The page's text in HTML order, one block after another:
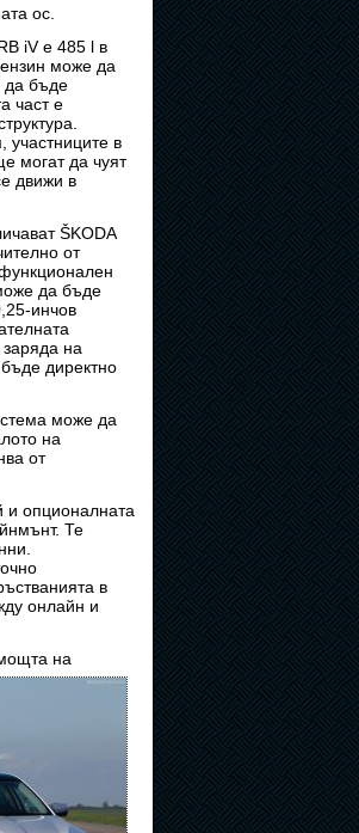
ос.
iV е 485 l в
може да
да бъде
част е
участниците в
могат да чуят
движи в
ŠKODA
от
да бъде
инчов
на
директно
може да
на
от
и опционалната
Те
в
онлайн и
на